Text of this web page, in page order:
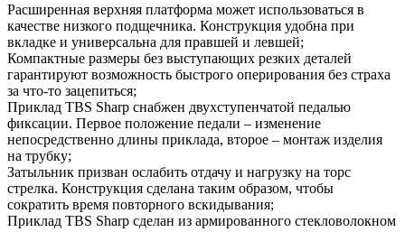
Расширенная верхняя платформа может использоваться в
качестве низкого подщечника. Конструкция удобна при
вкладке и универсальна для правшей и левшей;
Компактные размеры без выступающих резких деталей
гарантируют возможность быстрого оперирования без страха
за что-то зацепиться;
Приклад TBS Sharp снабжен двухступенчатой педалью
фиксации. Первое положение педали – изменение
непосредственно длины приклада, второе – монтаж изделия
на трубку;
Затыльник призван ослабить отдачу и нагрузку на торс
стрелка. Конструкция сделана таким образом, чтобы
сократить время повторного вскидывания;
Приклад TBS Sharp сделан из армированного стекловолокном